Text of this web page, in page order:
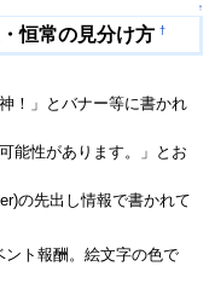
↑
恒常の見分け方 †
！」とバナー等に書かれ
能性があります。」とお
の先出し情報で書かれて
ント報酬。絵文字の色で